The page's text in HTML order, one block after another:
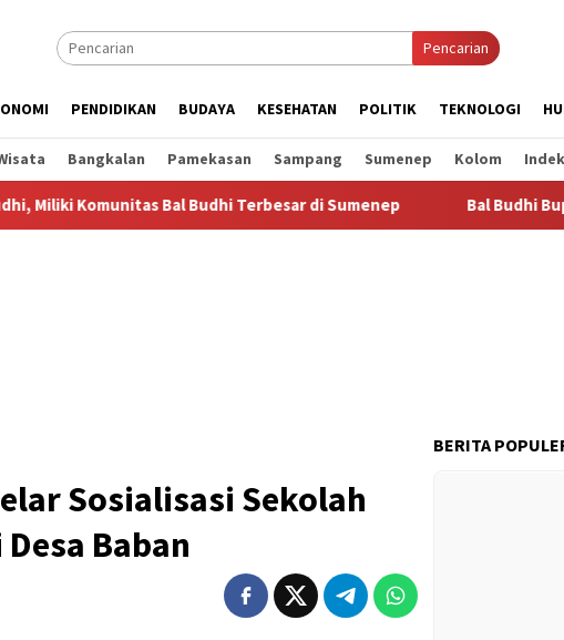
Pencarian
PENDIDIKAN BUDAYA KESEHATAN POLITIK TEKNOLOGI
Bangkalan Pamekasan Sampang Sumenep Kolom
Bal Budhi Terbesar di Sumenep Bal Budhi Bupati Cup
Sosialisasi Sekolah
Baban
BERITA